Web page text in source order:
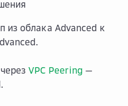
из облака Advanced к
VPC Peering —